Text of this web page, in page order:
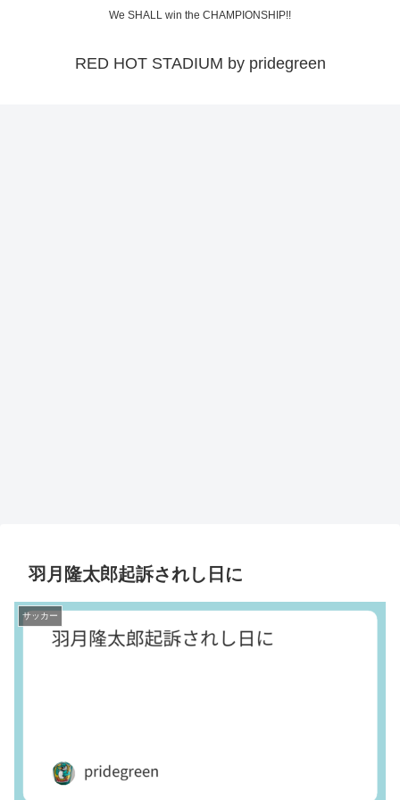
We SHALL win the CHAMPIONSHIP!!
RED HOT STADIUM by pridegreen
羽月隆太郎起訴されし日に
サッカー